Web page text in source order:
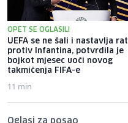
OPET SE OGLASILI
UEFA se ne šali i nastavlja rat
protiv Infantina, potvrdila je
bojkot mjesec uoči novog
takmičenja FIFA-e
11 min
Oglasi za posao